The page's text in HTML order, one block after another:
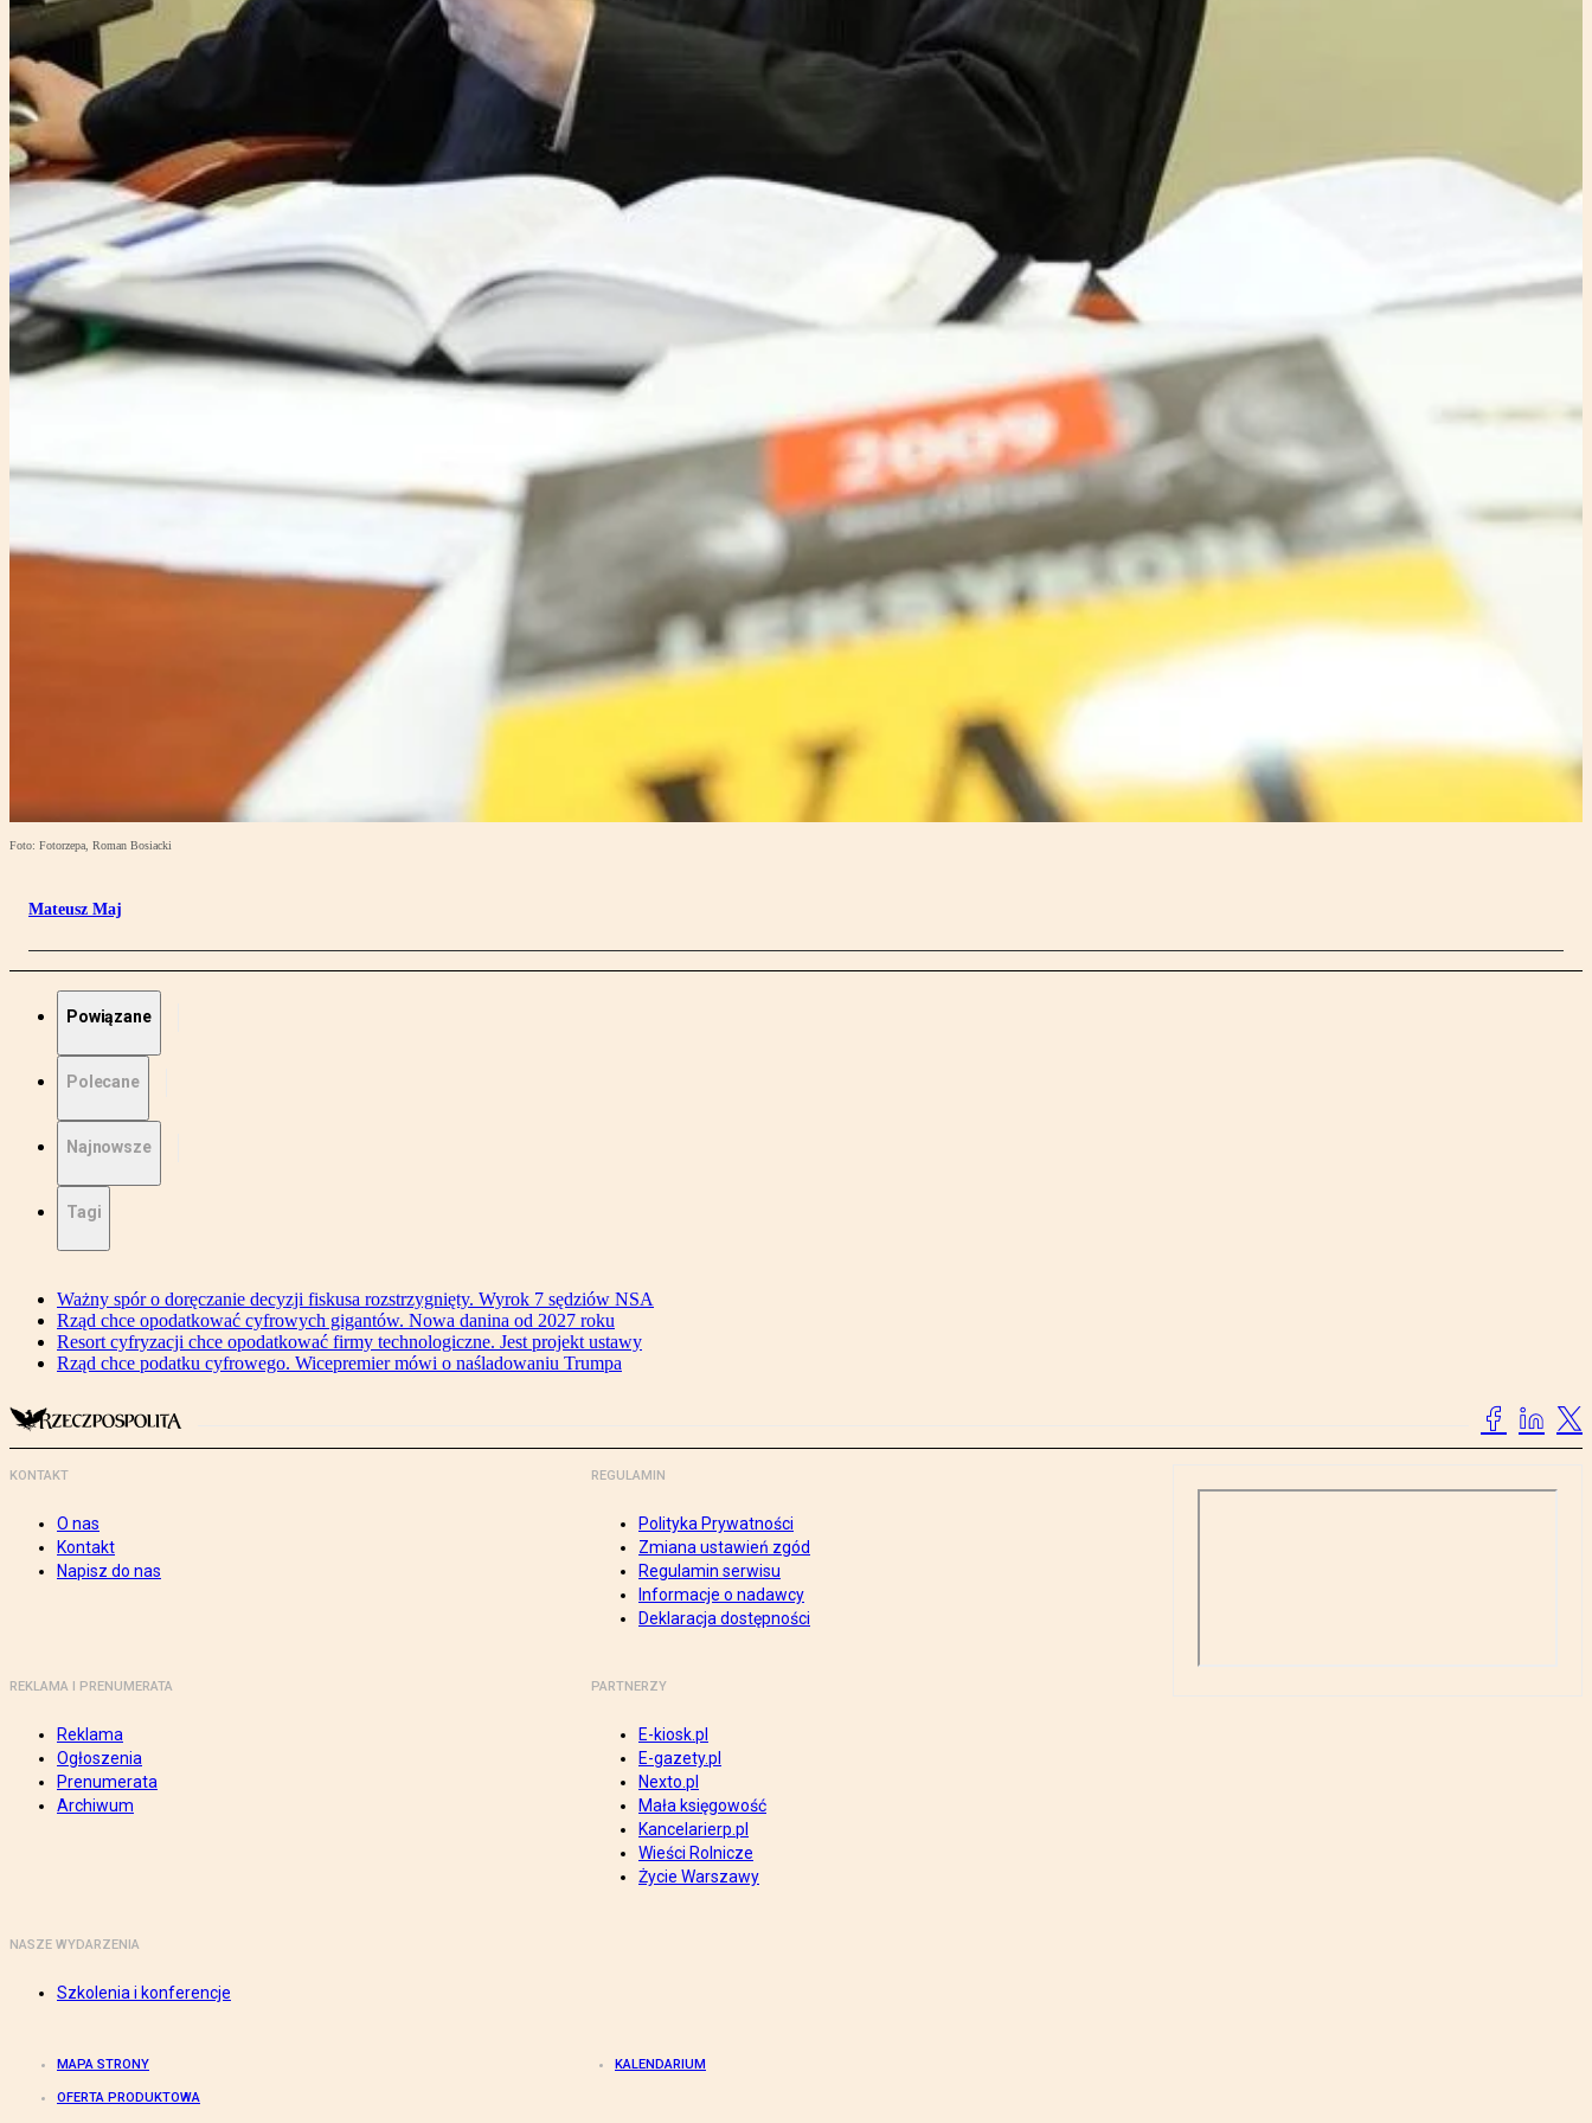
Foto: Fotorzepa, Roman Bosiacki
Mateusz Maj
Powiązane
Polecane
Najnowsze
Tagi
Ważny spór o doręczanie decyzji fiskusa rozstrzygnięty. Wyrok 7 sędziów NSA
Rząd chce opodatkować cyfrowych gigantów. Nowa danina od 2027 roku
Resort cyfryzacji chce opodatkować firmy technologiczne. Jest projekt ustawy
Rząd chce podatku cyfrowego. Wicepremier mówi o naśladowaniu Trumpa
KONTAKT
O nas
Kontakt
Napisz do nas
REGULAMIN
Polityka Prywatności
Zmiana ustawień zgód
Regulamin serwisu
Informacje o nadawcy
Deklaracja dostępności
REKLAMA I PRENUMERATA
Reklama
Ogłoszenia
Prenumerata
Archiwum
PARTNERZY
E-kiosk.pl
E-gazety.pl
Nexto.pl
Mała księgowość
Kancelarierp.pl
Wieści Rolnicze
Życie Warszawy
NASZE WYDARZENIA
Szkolenia i konferencje
MAPA STRONY KALENDARIUM
OFERTA PRODUKTOWA